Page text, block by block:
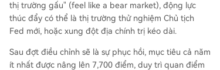
thị trường gấu" (feel like a bear market), động lực
thúc đẩy có thể là thị trường thử nghiệm Chủ tịch
Fed mới, hoặc xung đột địa chính trị kéo dài.
Sau đợt điều chỉnh sẽ là sự phục hồi, mục tiêu cả năm
ít nhất được nâng lên 7,700 điểm, duy trì quan điểm